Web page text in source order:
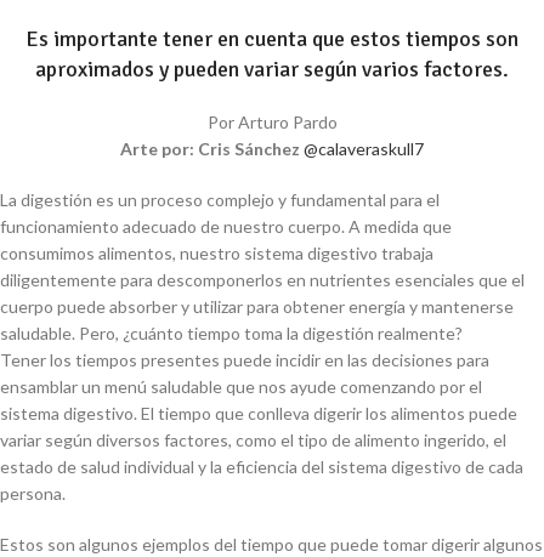
Es importante tener en cuenta que estos tiempos son
aproximados y pueden variar según varios factores.
Por Arturo Pardo
Arte por: Cris Sánchez @calaveraskull7
La digestión es un proceso complejo y fundamental para el
funcionamiento adecuado de nuestro cuerpo. A medida que
consumimos alimentos, nuestro sistema digestivo trabaja
diligentemente para descomponerlos en nutrientes esenciales que el
cuerpo puede absorber y utilizar para obtener energía y mantenerse
saludable. Pero, ¿cuánto tiempo toma la digestión realmente?
Tener los tiempos presentes puede incidir en las decisiones para
ensamblar un menú saludable que nos ayude comenzando por el
sistema digestivo. El tiempo que conlleva digerir los alimentos puede
variar según diversos factores, como el tipo de alimento ingerido, el
estado de salud individual y la eficiencia del sistema digestivo de cada
persona.
Estos son algunos ejemplos del tiempo que puede tomar digerir algunos